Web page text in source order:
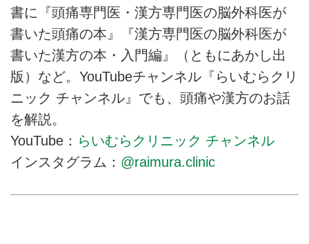
書に『頭痛専門医・漢方専門医の脳外科医が
書いた頭痛の本』『漢方専門医の脳外科医が
書いた漢方の本・入門編』（ともにあかし出
版）など。YouTubeチャンネル『らいむらクリ
ニック チャンネル』でも、頭痛や漢方のお話
を解説。
YouTube： らいむらクリニック チャンネル
インスタグラム： @raimura.clinic